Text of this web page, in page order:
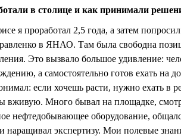
в столице и как принимали
я проработал 2,5 года, а затем
в ЯНАО. Там была свободна
Это вызвало большое удивление:
а самостоятельно готов ехать на
если хочешь расти, нужно ехать в
вживую. Много бывал на площадке,
нефтедобывающее оборудование,
наращивал экспертизу. Мои полевые